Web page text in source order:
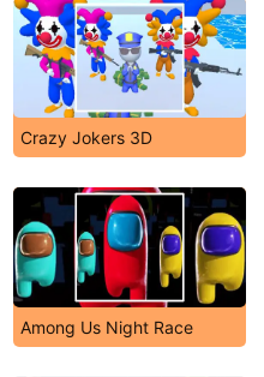
Crazy Jokers 3D
Among Us Night Race